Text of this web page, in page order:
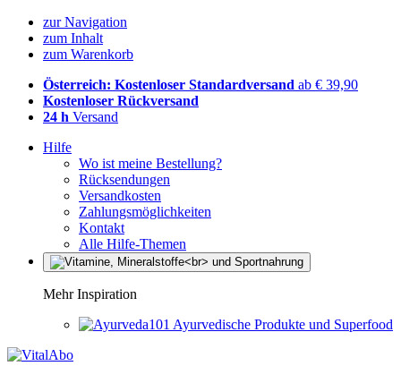
zur Navigation
zum Inhalt
zum Warenkorb
Österreich: Kostenloser Standardversand ab € 39,90
Kostenloser Rückversand
24 h Versand
Hilfe
Wo ist meine Bestellung?
Rücksendungen
Versandkosten
Zahlungsmöglichkeiten
Kontakt
Alle Hilfe-Themen
Mehr Inspiration
Ayurvedische Produkte und Superfood